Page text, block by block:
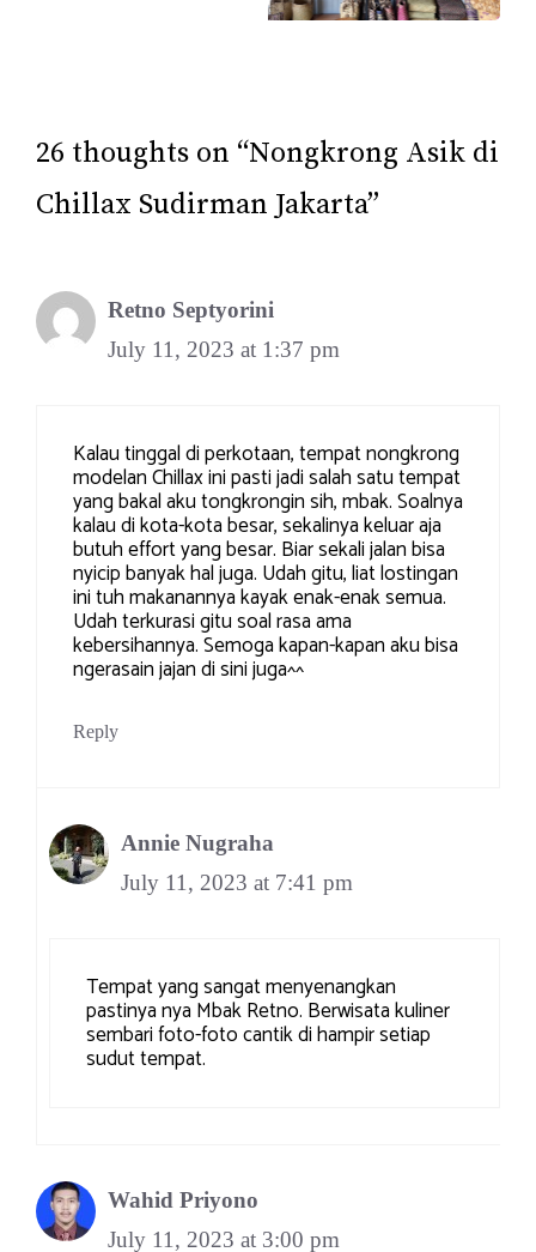
26 thoughts on “Nongkrong Asik di
Chillax Sudirman Jakarta”
Retno Septyorini
July 11, 2023 at 1:37 pm
Kalau tinggal di perkotaan, tempat nongkrong
modelan Chillax ini pasti jadi salah satu tempat
yang bakal aku tongkrongin sih, mbak. Soalnya
kalau di kota-kota besar, sekalinya keluar aja
butuh effort yang besar. Biar sekali jalan bisa
nyicip banyak hal juga. Udah gitu, liat lostingan
ini tuh makanannya kayak enak-enak semua.
Udah terkurasi gitu soal rasa ama
kebersihannya. Semoga kapan-kapan aku bisa
ngerasain jajan di sini juga^^
Reply
Annie Nugraha
July 11, 2023 at 7:41 pm
Tempat yang sangat menyenangkan
pastinya nya Mbak Retno. Berwisata kuliner
sembari foto-foto cantik di hampir setiap
sudut tempat.
Wahid Priyono
July 11, 2023 at 3:00 pm